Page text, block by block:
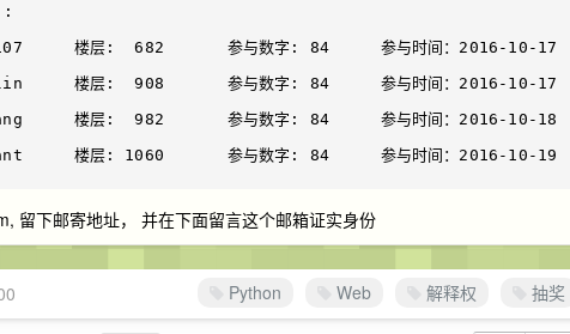
:
, 留下邮寄地址， 并在下面留言这个邮箱证实身份
Python Web 解释权 抽奖